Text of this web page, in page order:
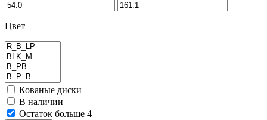
Цвет
Кованые диски
В наличии
Остаток больше 4